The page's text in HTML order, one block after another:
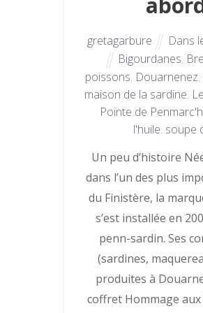
gretagarbure Dans
Bigourdanes,
poissons, Douarnenez,
maison de la sardine,
Pointe de Penmarc'h
l'huile, soupe
Un peu d’histoire
dans l’un des plus
du Finistère, la
s’est installée en
penn-sardin. Ses
(sardines,
produites à
coffret Hommage